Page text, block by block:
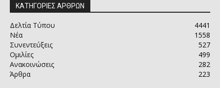
ΚΑΤΗΓΟΡΙΕΣ ΑΡΘΡΩΝ
Δελτία Τύπου
4441
Νέα
1558
Συνεντεύξεις
527
Ομιλίες
499
Ανακοινώσεις
282
Άρθρα
223